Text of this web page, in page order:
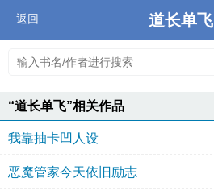
返回 道长单飞
“道长单飞”相关作品
我靠抽卡凹人设
恶魔管家今天依旧励志